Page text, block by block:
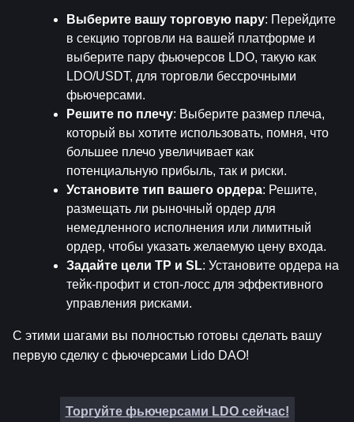
Выберите вашу торговую пару: Перейдите
в секцию торговли на вашей платформе и
выберите пару фьючерсов LDO, такую как
LDO/USDT, для торговли бессрочными
фьючерсами.
Решите по плечу: Выберите размер плеча,
который вы хотите использовать, помня, что
большее плечо увеличивает как
потенциальную прибыль, так и риски.
Установите тип вашего ордера: Решите,
размещать ли рыночный ордер для
немедленного исполнения или лимитный
ордер, чтобы указать желаемую цену входа.
Задайте цели TP и SL: Установите ордера на
тейк-профит и стоп-лосс для эффективного
управления рисками.
С этими шагами вы полностью готовы сделать вашу
первую сделку с фьючерсами Lido DAO!
Торгуйте фьючерсами LDO сейчас!